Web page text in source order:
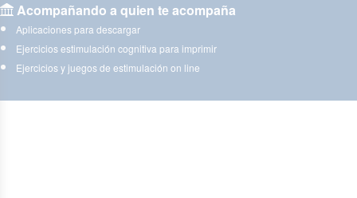
Acompañando a quien te acompaña
Aplicaciones para descargar
Ejercicios estimulación cognitiva para imprimir
Ejercicios y juegos de estimulación on line